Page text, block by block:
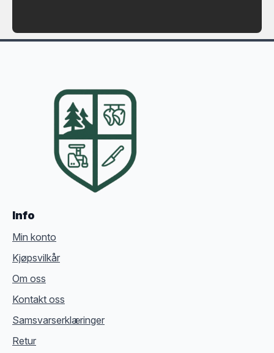
Info
Min konto
Kjøpsvilkår
Om oss
Kontakt oss
Samsvarserklæringer
Retur